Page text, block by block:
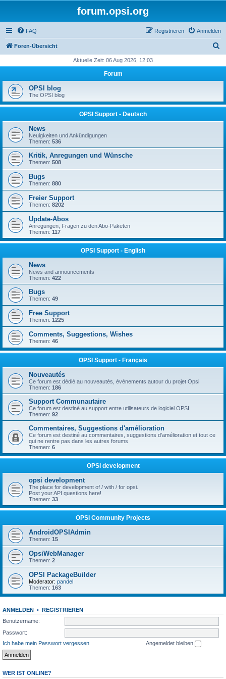
forum.opsi.org
FAQ Anmelden
Registrieren
Foren-Übersicht
h
Aktuelle Zeit: 06 Aug 2026, 12:03
Forum
OPSI blog
The OPSI blog
OPSI Support - Deutsch
News
Neuigkeiten und Ankündigungen
Themen: 536
Kritik, Anregungen und Wünsche
Themen: 508
Bugs
Themen: 880
Freier Support
Themen: 8202
Update-Abos
Anregungen, Fragen zu den Abo-Paketen
Themen: 117
OPSI Support - English
News
News and announcements
Themen: 422
Bugs
Themen: 49
Free Support
Themen: 1225
Comments, Suggestions, Wishes
Themen: 46
OPSI Support - Français
Nouveautés
Ce forum est dédié au nouveautés, événements autour du projet Opsi
Themen: 186
Support Communautaire
Ce forum est destiné au support entre utilisateurs de logiciel OPSI
Themen: 92
Commentaires, Suggestions d'amélioration
Ce forum est destiné au commentaires, suggestions d'amélioration et tout ce
qui ne rentre pas dans les autres forums
Themen: 6
OPSI development
opsi development
The place for development of / with / for opsi.
Post your API questions here!
Themen: 33
OPSI Community Projects
AndroidOPSIAdmin
Themen: 15
OpsiWebManager
Themen: 2
OPSI PackageBuilder
Moderator: pandel
Themen: 163
ANMELDEN • REGISTRIEREN
Benutzername:
Passwort:
Ich habe mein Passwort vergessen
Angemeldet bleiben
WER IST ONLINE?